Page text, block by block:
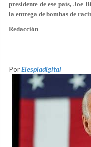
presidente de ese país, Joe
la entrega de bombas de
Redacción
PorElespiadigital